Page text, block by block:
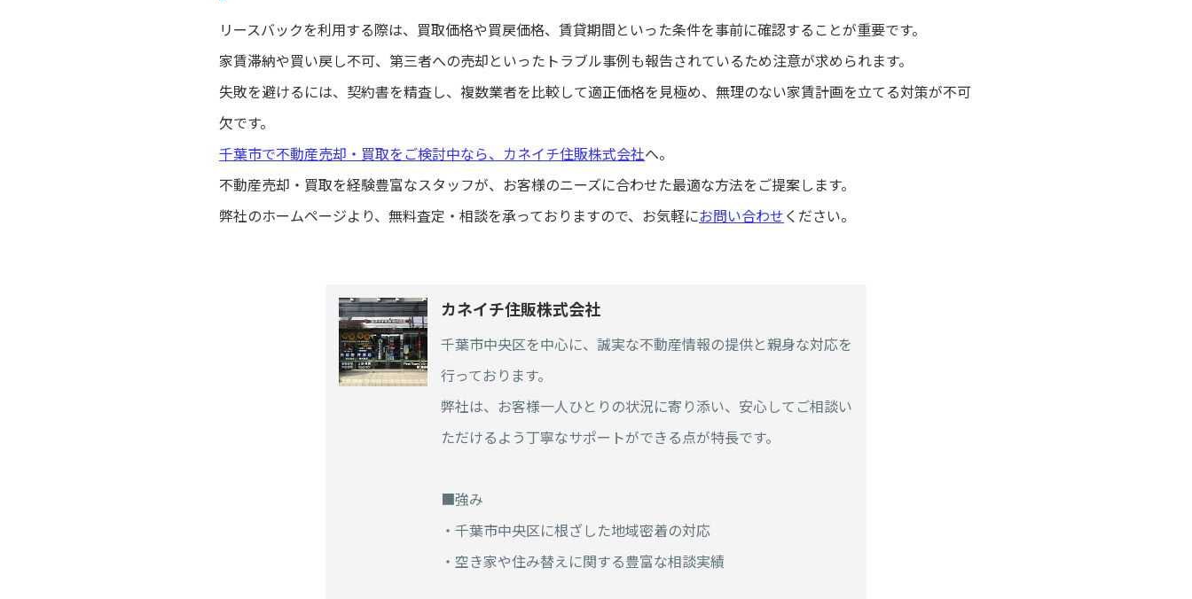
リースバックを利用する際は、買取価格や買戻価格、賃貸期間といった条件を事前に確認することが重要です。
家賃滞納や買い戻し不可、第三者への売却といったトラブル事例も報告されているため注意が求められます。
失敗を避けるには、契約書を精査し、複数業者を比較して適正価格を見極め、無理のない家賃計画を立てる対策が不可
欠です。
千葉市で不動産売却・買取をご検討中なら、カネイチ住販株式会社へ。
不動産売却・買取を経験豊富なスタッフが、お客様のニーズに合わせた最適な方法をご提案します。
弊社のホームページより、無料査定・相談を承っておりますので、お気軽にお問い合わせください。
カネイチ住販株式会社
千葉市中央区を中心に、誠実な不動産情報の提供と親身な対応を
行っております。
弊社は、お客様一人ひとりの状況に寄り添い、安心してご相談い
ただけるよう丁寧なサポートができる点が特長です。
■強み
・千葉市中央区に根ざした地域密着の対応
・空き家や住み替えに関する豊富な相談実績